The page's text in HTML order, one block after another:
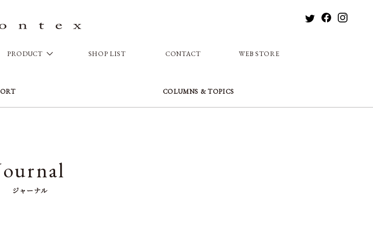
PRODUCT SHOP LIST CONTACT WEB STORE
COLUMNS & TOPICS
ジャーナル